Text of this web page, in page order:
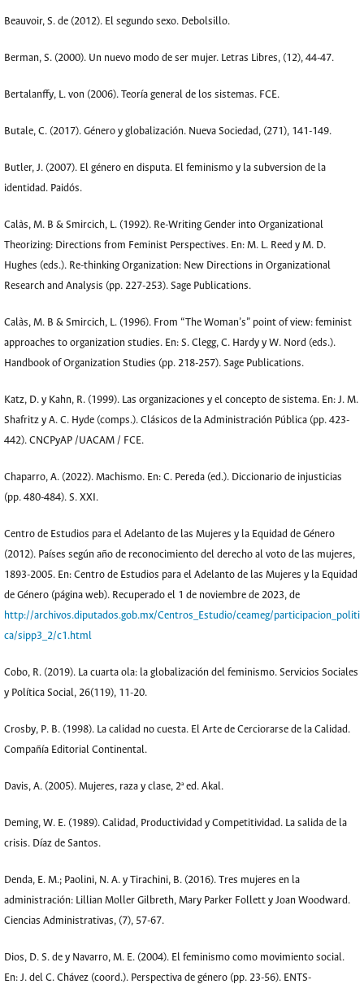
Beauvoir, S. de (2012). El segundo sexo. Debolsillo.
Berman, S. (2000). Un nuevo modo de ser mujer. Letras Libres, (12), 44-47.
Bertalanffy, L. von (2006). Teoría general de los sistemas. FCE.
Butale, C. (2017). Género y globalización. Nueva Sociedad, (271), 141-149.
Butler, J. (2007). El género en disputa. El feminismo y la subversion de la
identidad. Paidós.
Calàs, M. B & Smircich, L. (1992). Re-Writing Gender into Organizational
Theorizing: Directions from Feminist Perspectives. En: M. L. Reed y M. D.
Hughes (eds.). Re-thinking Organization: New Directions in Organizational
Research and Analysis (pp. 227-253). Sage Publications.
Calàs, M. B & Smircich, L. (1996). From “The Woman’s” point of view: feminist
approaches to organization studies. En: S. Clegg, C. Hardy y W. Nord (eds.).
Handbook of Organization Studies (pp. 218-257). Sage Publications.
Katz, D. y Kahn, R. (1999). Las organizaciones y el concepto de sistema. En: J. M.
Shafritz y A. C. Hyde (comps.). Clásicos de la Administración Pública (pp. 423-
442). CNCPyAP /UACAM / FCE.
Chaparro, A. (2022). Machismo. En: C. Pereda (ed.). Diccionario de injusticias
(pp. 480-484). S. XXI.
Centro de Estudios para el Adelanto de las Mujeres y la Equidad de Género
(2012). Países según año de reconocimiento del derecho al voto de las mujeres,
1893-2005. En: Centro de Estudios para el Adelanto de las Mujeres y la Equidad
de Género (página web). Recuperado el 1 de noviembre de 2023, de
http://archivos.diputados.gob.mx/Centros_Estudio/ceameg/participacion_politi
ca/sipp3_2/c1.html
Cobo, R. (2019). La cuarta ola: la globalización del feminismo. Servicios Sociales
y Política Social, 26(119), 11-20.
Crosby, P. B. (1998). La calidad no cuesta. El Arte de Cerciorarse de la Calidad.
Compañía Editorial Continental.
Davis, A. (2005). Mujeres, raza y clase, 2ª ed. Akal.
Deming, W. E. (1989). Calidad, Productividad y Competitividad. La salida de la
crisis. Díaz de Santos.
Denda, E. M.; Paolini, N. A. y Tirachini, B. (2016). Tres mujeres en la
administración: Lillian Moller Gilbreth, Mary Parker Follett y Joan Woodward.
Ciencias Administrativas, (7), 57-67.
Dios, D. S. de y Navarro, M. E. (2004). El feminismo como movimiento social.
En: J. del C. Chávez (coord.). Perspectiva de género (pp. 23-56). ENTS-